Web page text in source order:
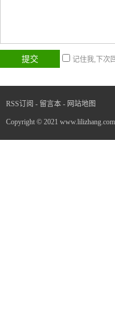
记住我,下次
RSS订阅 - 留言本 - 网站地图
Copyright © 2021